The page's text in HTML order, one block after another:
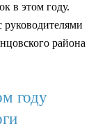
в этом году.
района
году